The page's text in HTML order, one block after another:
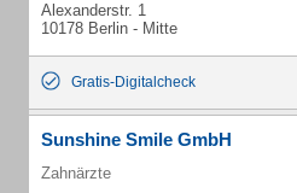
Alexanderstr. 1
10178 Berlin - Mitte
Gratis-Digitalcheck
Sunshine Smile GmbH
Zahnärzte